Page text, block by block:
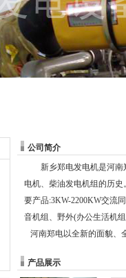
公司简介
新乡郑电发电机是河
电机、柴油发电机组的历史
要产品:3KW-2200KW交流
音机组、野外(办公生活机组
河南郑电以全新的面貌、
产品展示